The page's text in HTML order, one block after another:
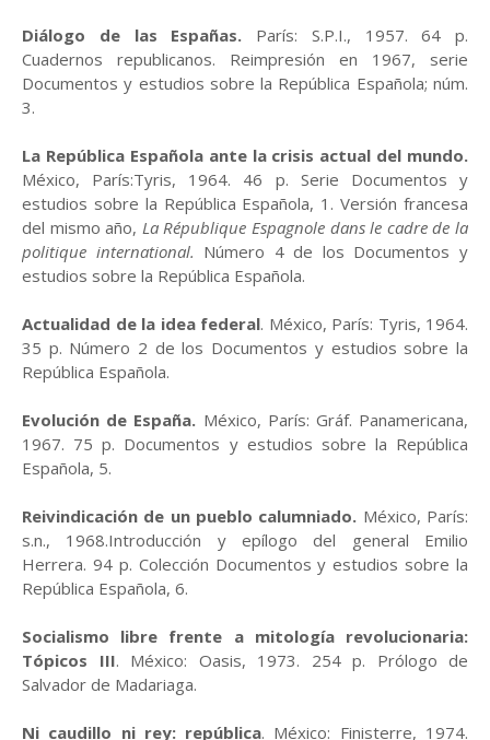
Diálogo de las Españas. París: S.P.I., 1957. 64 p.
Cuadernos republicanos. Reimpresión en 1967, serie
Documentos y estudios sobre la República Española; núm.
3.
La República Española ante la crisis actual del mundo.
México, París:Tyris, 1964. 46 p. Serie Documentos y
estudios sobre la República Española, 1. Versión francesa
del mismo año, La République Espagnole dans le cadre de la
politique international. Número 4 de los Documentos y
estudios sobre la República Española.
Actualidad de la idea federal. México, París: Tyris, 1964.
35 p. Número 2 de los Documentos y estudios sobre la
República Española.
Evolución de España. México, París: Gráf. Panamericana,
1967. 75 p. Documentos y estudios sobre la República
Española, 5.
Reivindicación de un pueblo calumniado. México, París:
s.n., 1968.Introducción y epílogo del general Emilio
Herrera. 94 p. Colección Documentos y estudios sobre la
República Española, 6.
Socialismo libre frente a mitología revolucionaria:
Tópicos III. México: Oasis, 1973. 254 p. Prólogo de
Salvador de Madariaga.
Ni caudillo ni rey: república. México: Finisterre, 1974.